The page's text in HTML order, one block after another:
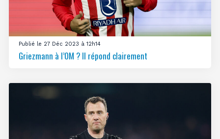
Publié le 27 Déc 2023 à 12h14
Griezmann à l’OM ? Il répond clairement